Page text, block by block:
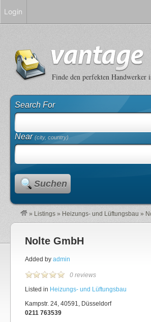
Finde den perfekten Handwerker
Search For
Near(city, country)
Suchen
» Listings » Heizungs- und Lüftungsbau »
Nolte GmbH
Added by admin
0 reviews
Listed in Heizungs- und Lüftungsbau
Kampstr. 24, 40591, Düsseldorf
0211 763539
Login